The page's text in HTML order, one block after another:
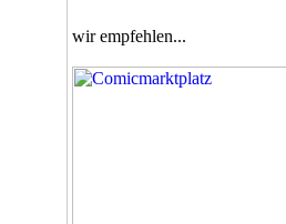
wir empfehlen...